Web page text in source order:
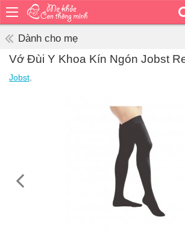
Bé
ăn
Dành cho mẹ
Vớ Đùi Y Khoa Kín Ngón Jobst
Jobst